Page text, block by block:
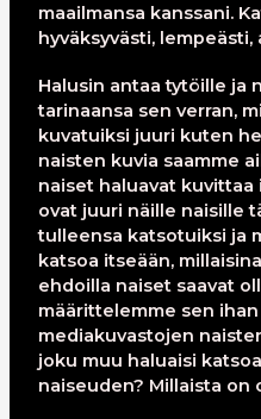
maailmansa kanssani.
hyväksyvästi, lempeästi,
Halusin antaa tytöille ja
tarinaansa sen verran,
kuvatuiksi juuri kuten
naisten kuvia saamme
naiset haluavat kuvittaa
ovat juuri näille naisille
tulleensa katsotuiksi ja
katsoa itseään,
ehdoilla naiset saavat
määrittelemme sen
mediakuvastojen
joku muu haluaisi
naiseuden? Millaista on